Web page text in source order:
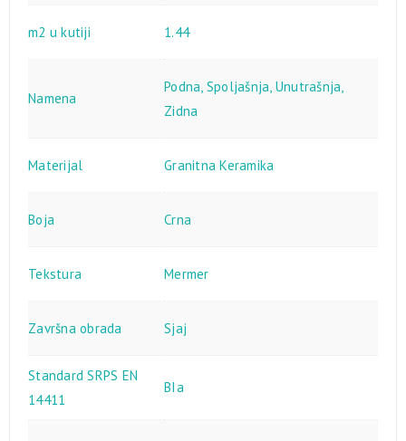
m2 u kutiji 1.44
Namena
Podna, Spoljašnja, Unutrašnja,
Zidna
Materijal Granitna Keramika
Boja Crna
Tekstura Mermer
Završna obrada Sjaj
Standard SRPS EN
14411
BIa